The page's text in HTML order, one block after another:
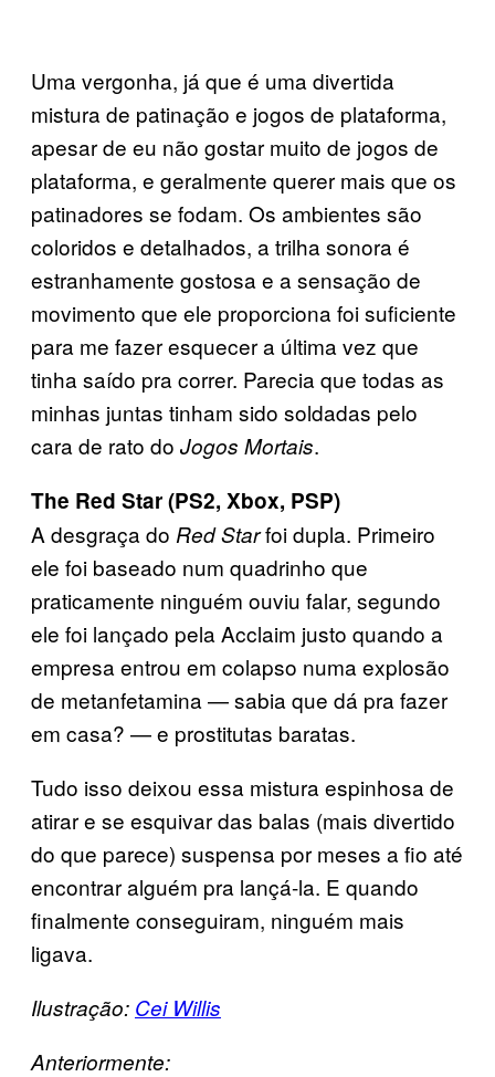
Uma vergonha, já que é uma divertida
mistura de patinação e jogos de plataforma,
apesar de eu não gostar muito de jogos de
plataforma, e geralmente querer mais que os
patinadores se fodam. Os ambientes são
coloridos e detalhados, a trilha sonora é
estranhamente gostosa e a sensação de
movimento que ele proporciona foi suficiente
para me fazer esquecer a última vez que
tinha saído pra correr. Parecia que todas as
minhas juntas tinham sido soldadas pelo
cara de rato do Jogos Mortais.
The Red Star (PS2, Xbox, PSP)
A desgraça do Red Starfoi dupla. Primeiro
ele foi baseado num quadrinho que
praticamente ninguém ouviu falar, segundo
ele foi lançado pela Acclaim justo quando a
empresa entrou em colapso numa explosão
de metanfetamina — sabia que dá pra fazer
em casa? — e prostitutas baratas.
Tudo isso deixou essa mistura espinhosa de
atirar e se esquivar das balas (mais divertido
do que parece) suspensa por meses a fio até
encontrar alguém pra lançá-la. E quando
finalmente conseguiram, ninguém mais
ligava.
Ilustração: Cei Willis
Anteriormente: